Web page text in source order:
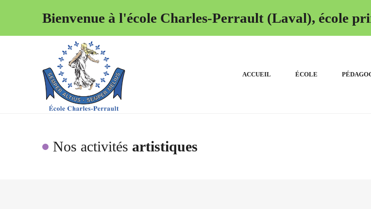
Bienvenue à l'école Charles-Perrault (Laval), école
ACCUEIL ÉCOLE
Nos activités artistiques